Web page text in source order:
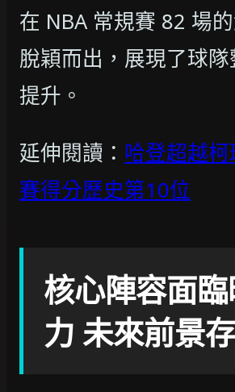
在 NBA 常規賽 82 場
脫穎而出，展現了球
提升。
延伸閱讀： 哈登超越
賽得分歷史第10位
核心陣容面
力 未來前景